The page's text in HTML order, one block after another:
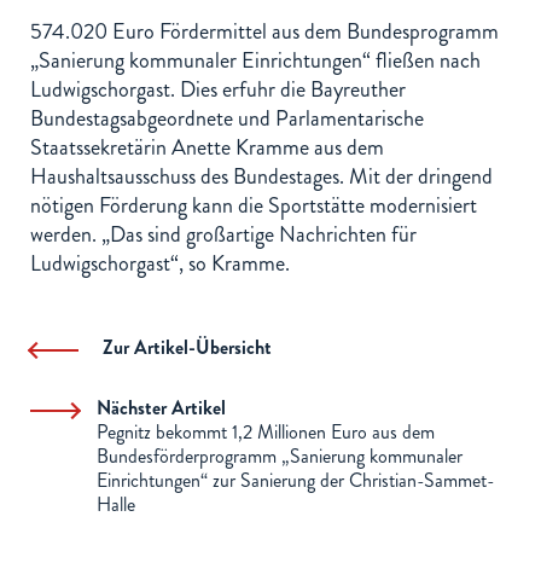
574.020 Euro Fördermittel aus dem Bundesprogramm
„Sanierung kommunaler Einrichtungen“ fließen nach
Ludwigschorgast. Dies erfuhr die Bayreuther
Bundestagsabgeordnete und Parlamentarische
Staatssekretärin Anette Kramme aus dem
Haushaltsausschuss des Bundestages. Mit der dringend
nötigen Förderung kann die Sportstätte modernisiert
werden. „Das sind großartige Nachrichten für
Ludwigschorgast“, so Kramme.
Zur Artikel-Übersicht
Nächster Artikel
Pegnitz bekommt 1,2 Millionen Euro aus dem
Bundesförderprogramm „Sanierung kommunaler
Einrichtungen“ zur Sanierung der Christian-Sammet-
Halle